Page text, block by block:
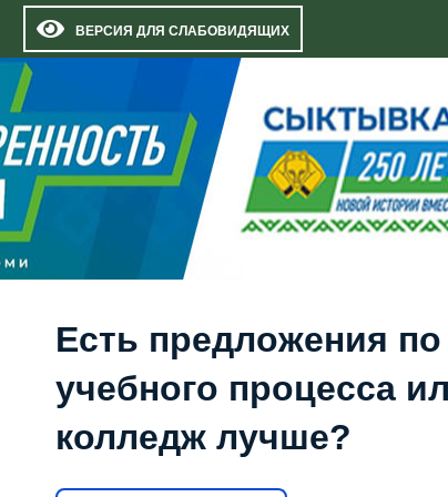
ВЕРСИЯ ДЛЯ СЛАБОВИДЯЩИХ
Есть предложения по
учебного процесса
колледж лучше?